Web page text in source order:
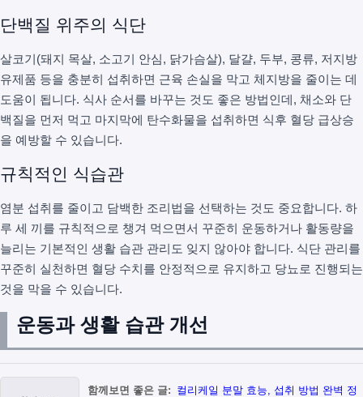
단백질 위주의 식단
살코기(돼지 목살, 소고기 안심, 닭가슴살), 달걀, 두부, 콩류, 저지방
유제품 등을 충분히 섭취하면 근육 손실을 막고 체지방을 줄이는 데
도움이 됩니다. 식사 순서를 바꾸는 것도 좋은 방법인데, 채소와 단
백질을 먼저 먹고 마지막에 탄수화물을 섭취하면 식후 혈당 급상승
을 예방할 수 있습니다.
규칙적인 식습관
염분 섭취를 줄이고 담백한 조리법을 선택하는 것도 중요합니다. 하
루 세 끼를 규칙적으로 챙겨 먹으면서 꾸준히 운동하거나 활동량을
늘리는 기본적인 생활 습관 관리도 잊지 않아야 합니다. 식단 관리를
꾸준히 실천하면 혈당 수치를 안정적으로 유지하고 당뇨로 진행되는
것을 막을 수 있습니다.
운동과 생활 습관 개선
함께보면 좋은 글: 컬리케일 분말 효능, 섭취 방법 완벽 정